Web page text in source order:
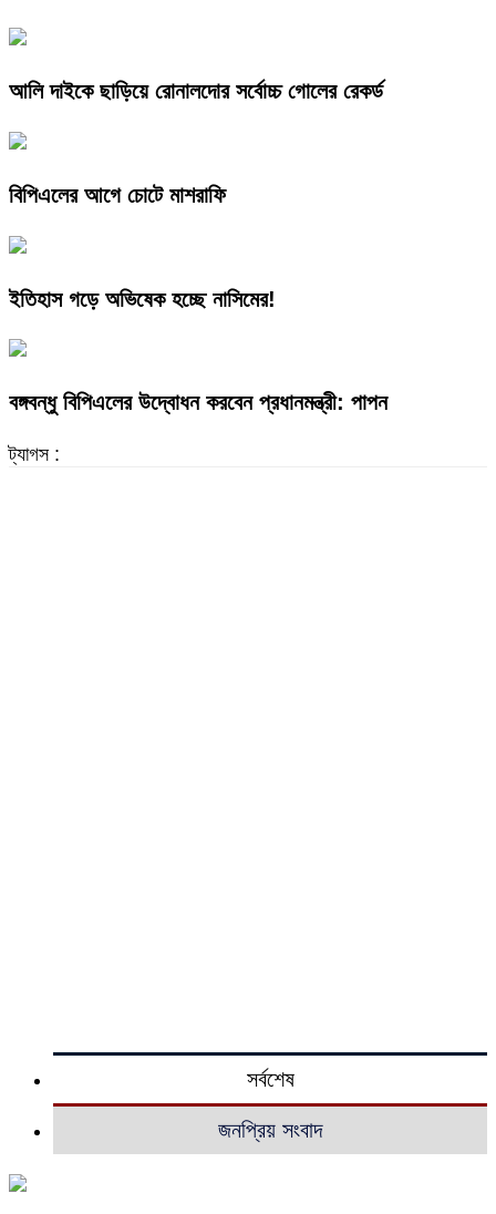
আলি দাইকে ছাড়িয়ে রোনালদোর সর্বোচ্চ গোলের রেকর্ড
বিপিএলের আগে চোটে মাশরাফি
ইতিহাস গড়ে অভিষেক হচ্ছে নাসিমের!
বঙ্গবন্ধু বিপিএলের উদ্বোধন করবেন প্রধানমন্ত্রী: পাপন
ট্যাগস :
সর্বশেষ
জনপ্রিয় সংবাদ